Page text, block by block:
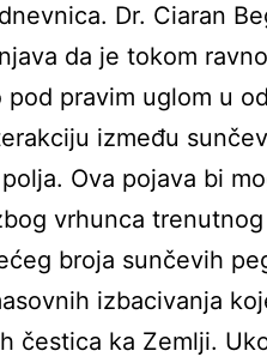
Dr. Ciaran
da je tokom
pod pravim uglom u
između
Ova pojava bi
vrhunca
broja sunčevih
izbacivanja
čestica ka Zemlji.